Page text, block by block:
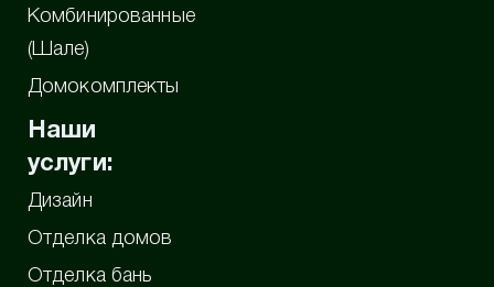
Комбинированные
(Шале)
Домокомплекты
Наши
услуги:
Дизайн
Отделка домов
Отделка бань